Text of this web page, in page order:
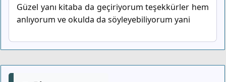
Güzel yanı kitaba da geçiriyorum teşekkürler hem
anlıyorum ve okulda da söyleyebiliyorum yani